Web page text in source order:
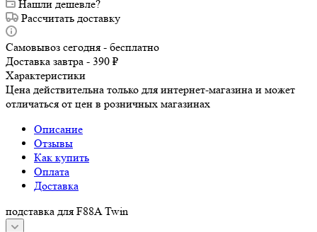
Нашли дешевле?
Рассчитать доставку
Самовывоз сегодня - бесплатно
Доставка завтра - 390 ₽
Характеристики
Цена действительна только для интернет-магазина и может
отличаться от цен в розничных магазинах
Описание
Отзывы
Как купить
Оплата
Доставка
подставка для F88A Twin